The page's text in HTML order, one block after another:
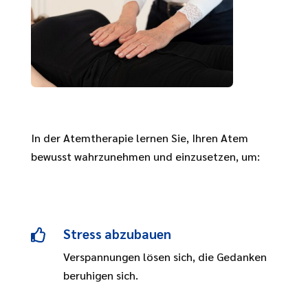
In der Atemtherapie lernen Sie, Ihren Atem
bewusst wahrzunehmen und einzusetzen, um:
 Stress abzubauen
Verspannungen lösen sich, die Gedanken
beruhigen sich.